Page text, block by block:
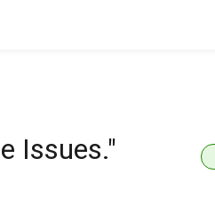
Issues."